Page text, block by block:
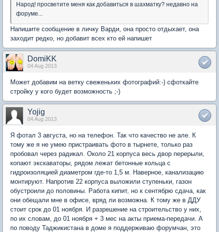
Народ! просветите меня как добавиться в шахматку? недавно на
форуме...
Напишите сообщение в личку Варди, она просто отдыхает, она
заходит редко, но добавит всех кто ей напишет
DomiKK
04 Aug 2013
Может добавим на ветку свеженьких фотографий:-) сфоткайте
стройку у кого будет возможность ;-)
Yojig
04 Aug 2013
Я фотал 3 августа, но на телефон. Так что качество не але. К
тому же я не умею пристраивать фото в тырнете, только раз
пробовал через радикал. Около 21 корпуса весь двор перерыли,
копают экскаваторы, рядом лежат бетонные кольца с
гидроизоляцией диаметром где-то 1,5 м. Наверное, канализацию
монтируют. Напротив 22 корпуса выложили ступеньки, газон
обустроили до половины. Работа кипит, но к сентябрю сдача, как
они обещали мне в офисе, вряд ли возможна. К тому же в ДДУ
стоит срок до 01 ноября. И разрешение на строительство у них,
по их словам, до 01 ноября + 3 мес на акты приема-передачи. А
по поводу Таджикистана в доме я поддерживаю форумчан, это